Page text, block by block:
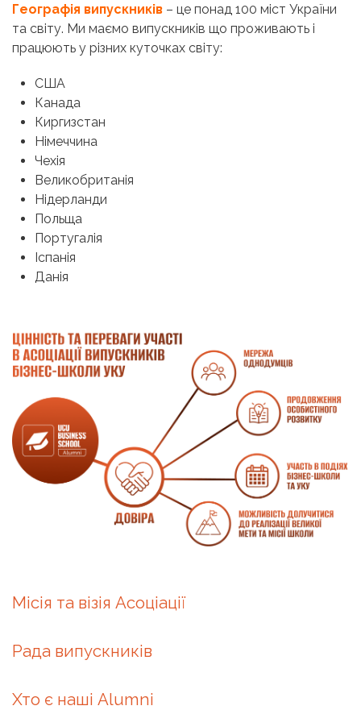
Географія випускників – це понад 100 міст України
та світу. Ми маємо випускників що проживають і
працюють у різних куточках світу:
США
Канада
Киргизстан
Німеччина
Чехія
Великобританія
Нідерланди
Польща
Португалія
Іспанія
Данія
Місія та візія Асоціації
Рада випускників
Хто є наші Alumni